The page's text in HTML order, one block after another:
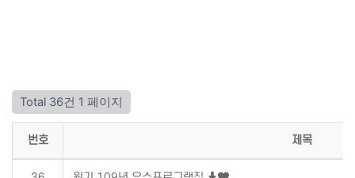
Total 36건 1 페이지
번호 제목